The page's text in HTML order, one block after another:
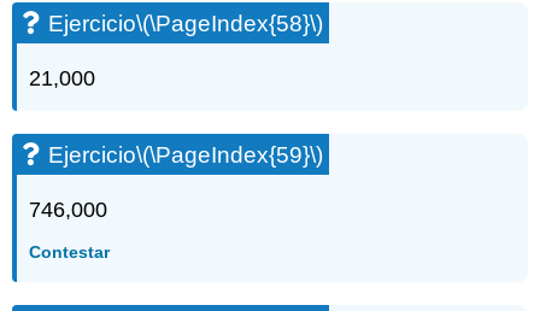
Ejercicio\(\PageIndex{58}\)
21,000
Ejercicio\(\PageIndex{59}\)
746,000
Contestar